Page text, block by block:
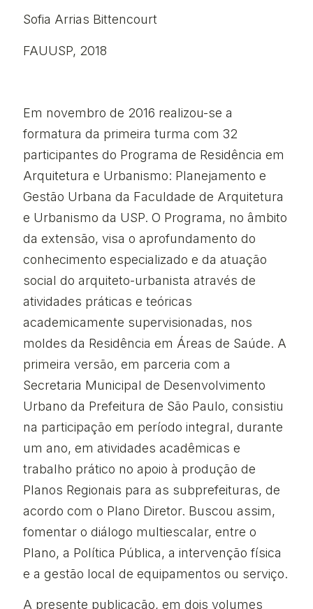
Sofia Arrias Bittencourt
FAUUSP, 2018
Em novembro de 2016 realizou-se a
formatura da primeira turma com 32
participantes do Programa de Residência em
Arquitetura e Urbanismo: Planejamento e
Gestão Urbana da Faculdade de Arquitetura
e Urbanismo da USP. O Programa, no âmbito
da extensão, visa o aprofundamento do
conhecimento especializado e da atuação
social do arquiteto-urbanista através de
atividades práticas e teóricas
academicamente supervisionadas, nos
moldes da Residência em Áreas de Saúde. A
primeira versão, em parceria com a
Secretaria Municipal de Desenvolvimento
Urbano da Prefeitura de São Paulo, consistiu
na participação em período integral, durante
um ano, em atividades acadêmicas e
trabalho prático no apoio à produção de
Planos Regionais para as subprefeituras, de
acordo com o Plano Diretor. Buscou assim,
fomentar o diálogo multiescalar, entre o
Plano, a Política Pública, a intervenção física
e a gestão local de equipamentos ou serviço.
A presente publicação, em dois volumes